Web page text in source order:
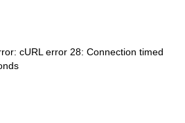
cURL error 28: Connection timed